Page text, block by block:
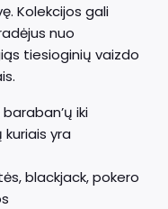
Kolekcijos gali
nuo
tiesioginių vaizdo
iki
yra
blackjack, pokero